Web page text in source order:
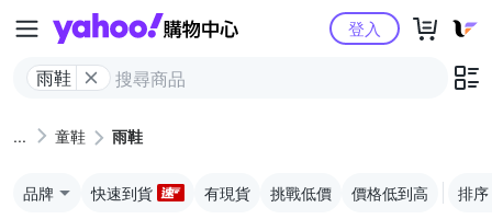
Yahoo購物中心
雨鞋
登入
童鞋 雨鞋
品牌 快速到貨 有現貨 挑戰低價 價格低到高 排序